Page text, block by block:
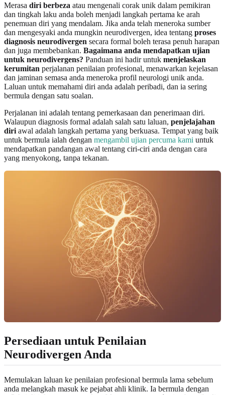
Merasa diri berbeza atau mengenali corak unik dalam pemikiran
dan tingkah laku anda boleh menjadi langkah pertama ke arah
penemuan diri yang mendalam. Jika anda telah meneroka sumber
dan mengesyaki anda mungkin neurodivergen, idea tentang proses
diagnosis neurodivergen secara formal boleh terasa penuh harapan
dan juga membebankan. Bagaimana anda mendapatkan ujian
untuk neurodivergens? Panduan ini hadir untuk menjelaskan
kerumitan perjalanan penilaian profesional, menawarkan kejelasan
dan jaminan semasa anda meneroka profil neurologi unik anda.
Laluan untuk memahami diri anda adalah peribadi, dan ia sering
bermula dengan satu soalan.
Perjalanan ini adalah tentang pemerkasaan dan penerimaan diri.
Walaupun diagnosis formal adalah salah satu laluan, penjelajahan
diri awal adalah langkah pertama yang berkuasa. Tempat yang baik
untuk bermula ialah dengan mengambil ujian percuma kami untuk
mendapatkan pandangan awal tentang ciri-ciri anda dengan cara
yang menyokong, tanpa tekanan.
Persediaan untuk Penilaian
Neurodivergen Anda
Memulakan laluan ke penilaian profesional bermula lama sebelum
anda melangkah masuk ke pejabat ahli klinik. Ia bermula dengan